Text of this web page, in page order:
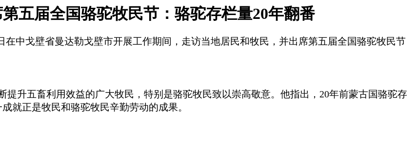
五届全国骆驼牧民节：骆驼存栏量20年翻番
中戈壁省曼达勒戈壁市开展工作期间，走访当地居民和牧民，并出席第五届全国骆驼牧民节
升五畜利用效益的广大牧民，特别是骆驼牧民致以崇高敬意。他指出， 20年前蒙古国骆驼存
就正是牧民和骆驼牧民辛勤劳动的成果。